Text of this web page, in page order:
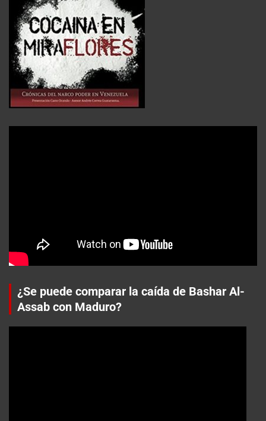
¿Se puede comparar la caída de Bashar Al-
Assab con Maduro?